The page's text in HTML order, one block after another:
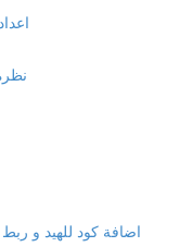
اضافة كود للهيد و